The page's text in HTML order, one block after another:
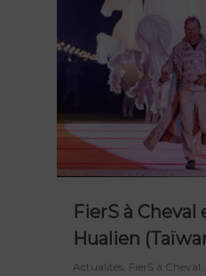
FierS à Cheval
Hualien
Actualités FierS à Cheval